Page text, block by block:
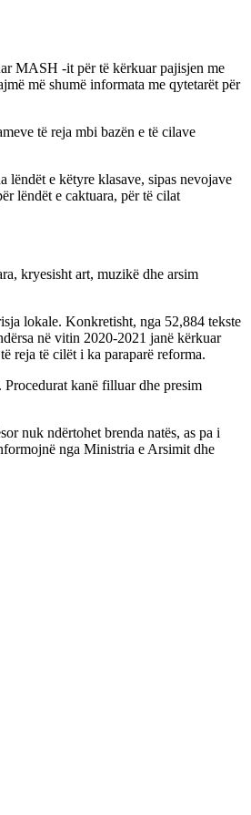
MASH -it për të kërkuar pajisjen me
më shumë informata me qytetarët për
të reja mbi bazën e të cilave
lëndët e këtyre klasave, sipas nevojave
lëndët e caktuara, për të cilat
kryesisht art, muzikë dhe arsim
lokale. Konkretisht, nga 52,884 tekste
në vitin 2020-2021 janë kërkuar
reja të cilët i ka paraparë reforma.
kanë filluar dhe presim
nuk ndërtohet brenda natës, as pa i
nga Ministria e Arsimit dhe